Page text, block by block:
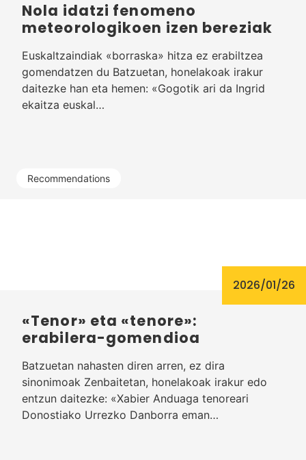
Recommendations
Nola idatzi fenomeno
meteorologikoen izen bereziak
Euskaltzaindiak «borraska» hitza ez erabiltzea
gomendatzen du Batzuetan, honelakoak irakur
daitezke han eta hemen: «Gogotik ari da Ingrid
ekaitza euskal…
2026/01/26
«Tenor» eta «tenore»:
erabilera-gomendioa
Batzuetan nahasten diren arren, ez dira
sinonimoak Zenbaitetan, honelakoak irakur edo
entzun daitezke: «Xabier Anduaga tenoreari
Donostiako Urrezko Danborra eman…